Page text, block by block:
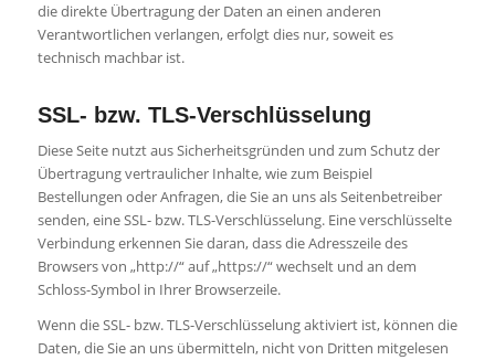
die direkte Übertragung der Daten an einen anderen
Verantwortlichen verlangen, erfolgt dies nur, soweit es
technisch machbar ist.
SSL- bzw. TLS-Verschlüsselung
Diese Seite nutzt aus Sicherheitsgründen und zum Schutz der
Übertragung vertraulicher Inhalte, wie zum Beispiel
Bestellungen oder Anfragen, die Sie an uns als Seitenbetreiber
senden, eine SSL- bzw. TLS-Verschlüsselung. Eine verschlüsselte
Verbindung erkennen Sie daran, dass die Adresszeile des
Browsers von „http://“ auf „https://“ wechselt und an dem
Schloss-Symbol in Ihrer Browserzeile.
Wenn die SSL- bzw. TLS-Verschlüsselung aktiviert ist, können die
Daten, die Sie an uns übermitteln, nicht von Dritten mitgelesen